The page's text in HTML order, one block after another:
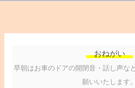
おねがい
早朝はお車のドアの開閉音・話し声な
願いいたします。